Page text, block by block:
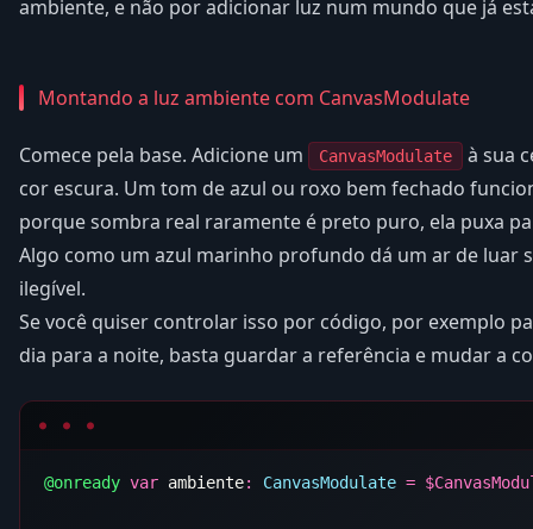
ambiente, e não por adicionar luz num mundo que já
Montando a luz ambiente com CanvasModulate
Comece pela base. Adicione um CanvasModulate
à sua
cor escura. Um tom de azul ou roxo bem fechado
porque sombra real raramente é preto puro, ela puxa
Algo como um azul marinho profundo dá um ar de luar
ilegível.
Se você quiser controlar isso por código, por exemplo
dia para a noite, basta guardar a referência e mudar a
@onready var ambiente: CanvasModulate = $